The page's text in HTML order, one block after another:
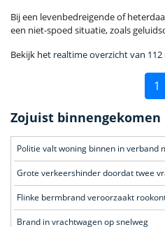
Bij een levenbedreigende of
een niet-spoed situatie, zoals
Bekijk het realtime overzicht van
1
Zojuist binnengekomen
Politie valt woning binnen in verband
Flinke bermbrand veroorzaakt
Brand in vrachtwagen op snelweg